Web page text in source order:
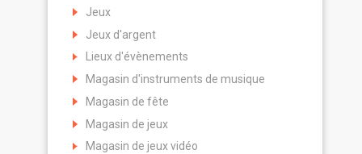
Jeux
Jeux d'argent
Lieux d'évènements
Magasin d'instruments de musique
Magasin de fête
Magasin de jeux
Magasin de jeux vidéo